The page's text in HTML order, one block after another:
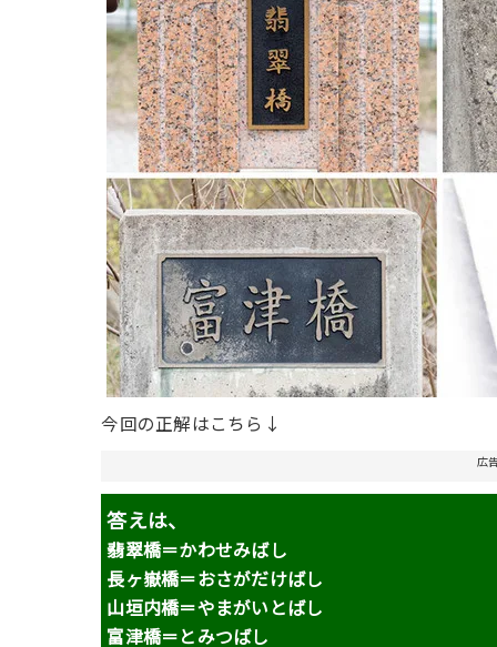
今回の正解はこちら↓
広
答えは、
翡翠橋＝かわせみばし
長ヶ嶽橋＝おさがだけばし
山垣内橋＝やまがいとばし
富津橋＝とみつばし